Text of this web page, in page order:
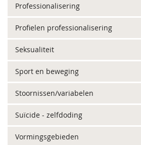
Professionalisering
Profielen professionalisering
Seksualiteit
Sport en beweging
Stoornissen/variabelen
Suïcide - zelfdoding
Vormingsgebieden